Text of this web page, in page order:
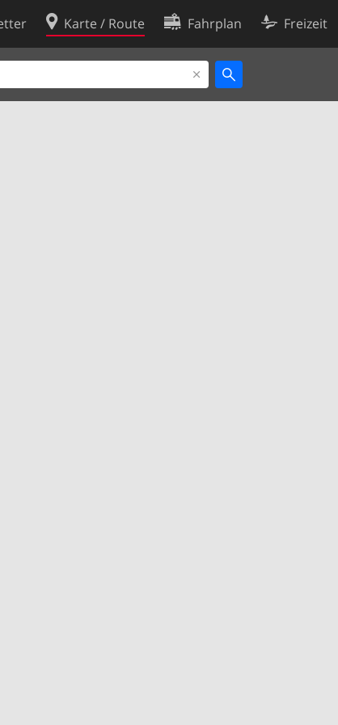
Karte / Route Fahrplan Freizeit
Cookie-Richtlinie
Cookie-Einstellungen